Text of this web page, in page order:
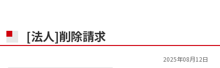
[法人]削除請求
2025年08月12日